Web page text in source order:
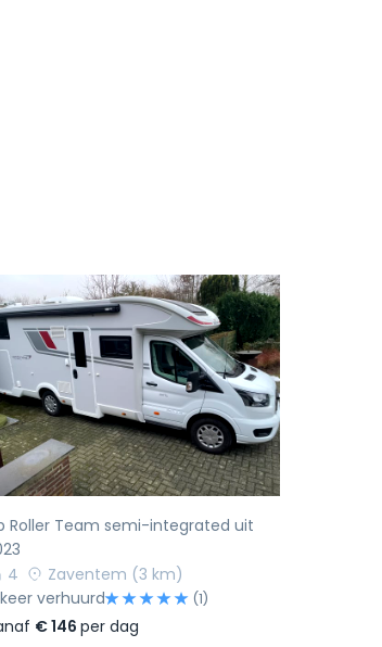
Vorige Volgende
Roller Team semi-integrated uit
4
Zaventem (3 km)
verhuurd
(1)
€ 146per dag